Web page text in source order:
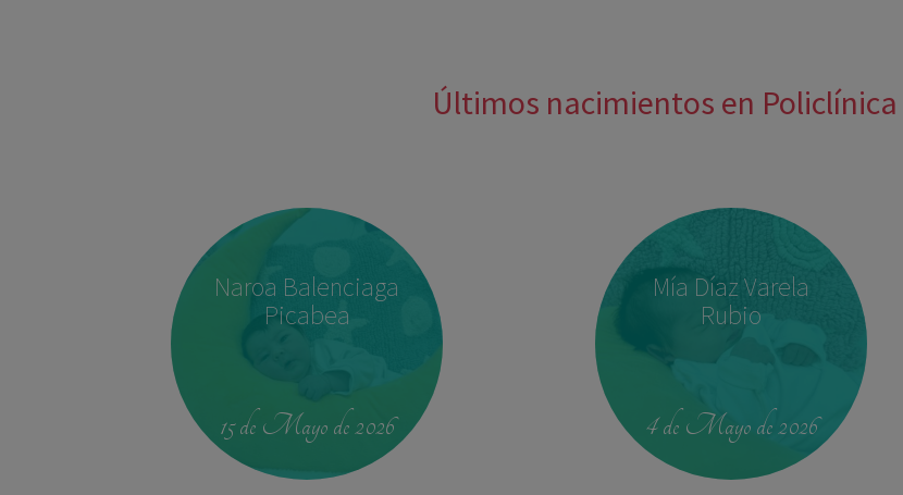
Últimos nacimientos en
Naroa Balenciaga
Picabea
15 de Mayo de 2026
Mía Díaz Varela
Rubio
4 de Mayo de 2026